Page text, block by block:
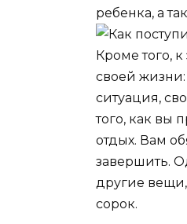
ребенка, а
Кроме того,
своей жизни:
ситуация,
того, как вы
отдых. Вам
завершить.
другие вещи,
сорок.